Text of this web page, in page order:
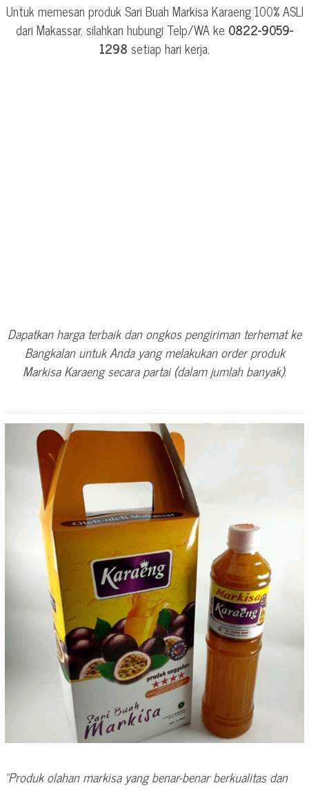
Untuk memesan produk Sari Buah Markisa Karaeng 100% ASLI
dari Makassar, silahkan hubungi Telp/WA ke 0822-9059-
1298 setiap hari kerja.
Dapatkan harga terbaik dan ongkos pengiriman terhemat ke
Bangkalan untuk Anda yang melakukan order produk
Markisa Karaeng secara partai (dalam jumlah banyak).
“Produk olahan markisa yang benar-benar berkualitas dan